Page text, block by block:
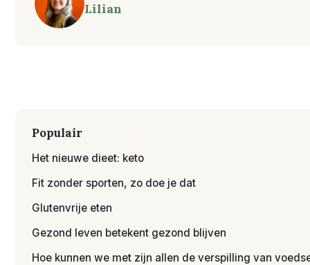
Lilian
Populair
Het nieuwe dieet: keto
Fit zonder sporten, zo doe je dat
Glutenvrije eten
Gezond leven betekent gezond blijven
Hoe kunnen we met zijn allen de verspilling van